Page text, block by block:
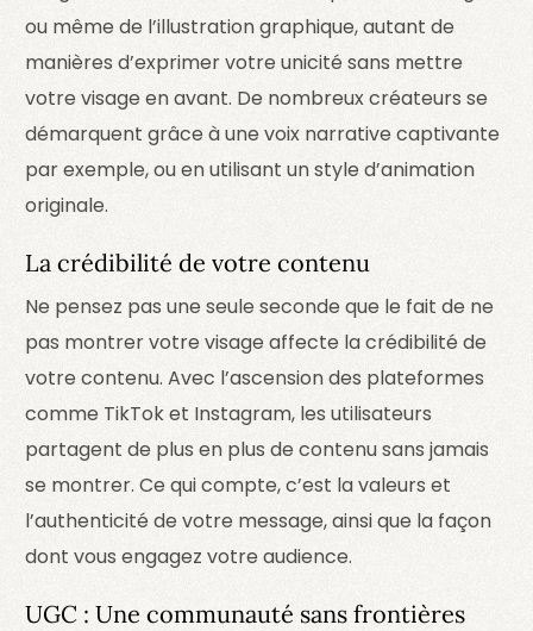
ou même de l’illustration graphique, autant de
manières d’exprimer votre unicité sans mettre
votre visage en avant. De nombreux créateurs se
démarquent grâce à une voix narrative captivante
par exemple, ou en utilisant un style d’animation
originale.
La crédibilité de votre contenu
Ne pensez pas une seule seconde que le fait de ne
pas montrer votre visage affecte la crédibilité de
votre contenu. Avec l’ascension des plateformes
comme TikTok et Instagram, les utilisateurs
partagent de plus en plus de contenu sans jamais
se montrer. Ce qui compte, c’est la valeurs et
l’authenticité de votre message, ainsi que la façon
dont vous engagez votre audience.
UGC : Une communauté sans frontières